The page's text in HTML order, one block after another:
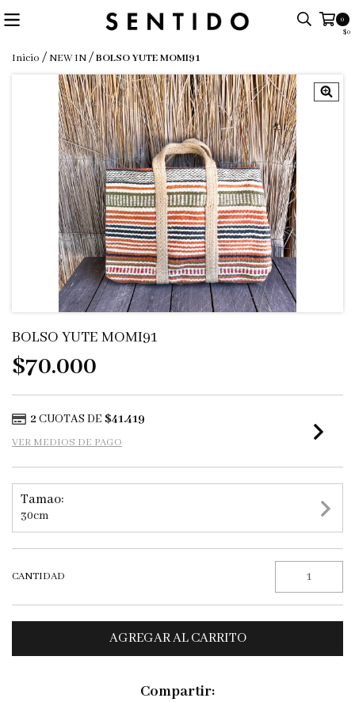
0
$0
Inicio / NEW IN/BOLSO YUTE MOMI91
BOLSO YUTE MOMI91
$70.000
2 CUOTAS DE $41.419
VER MEDIOS DE PAGO
Tamao:
30cm
CANTIDAD
Compartir: